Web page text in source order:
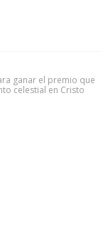
ganar el premio que
celestial en Cristo